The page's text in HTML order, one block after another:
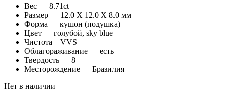
Вес — 8.71ct
Размер — 12.0 X 12.0 X 8.0 мм
Форма — кушон (подушка)
Цвет — голубой, sky blue
Чистота – VVS
Облагораживание — есть
Твердость — 8
Месторождение — Бразилия
Нет в наличии